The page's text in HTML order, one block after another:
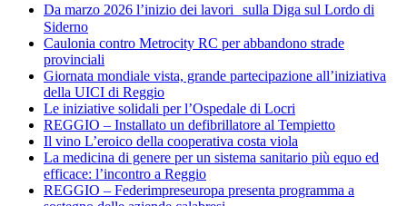
Da marzo 2026 l’inizio dei lavori sulla Diga sul Lordo di
Siderno
Caulonia contro Metrocity RC per abbandono strade
provinciali
Giornata mondiale vista, grande partecipazione all’iniziativa
della UICI di Reggio
Le iniziative solidali per l’Ospedale di Locri
REGGIO – Installato un defibrillatore al Tempietto
Il vino L’eroico della cooperativa costa viola
La medicina di genere per un sistema sanitario più equo ed
efficace: l’incontro a Reggio
REGGIO – Federimpreseuropa presenta programma a